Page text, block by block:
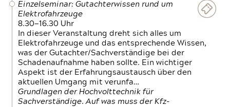
Einzelseminar: Gutachterwissen rund um
Elektrofahrzeuge
8.30—16.30 Uhr
In dieser Veranstaltung dreht sich alles um
Elektrofahrzeuge und das entsprechende Wissen,
was der Gutachter/Sachverständige bei der
Schadenaufnahme haben sollte. Ein wichtiger
Aspekt ist der Erfahrungsaustausch über den
aktuellen Umgang mit verunfa…
Grundlagen der Hochvolttechnik für
Sachverständige. Auf was muss der Kfz-